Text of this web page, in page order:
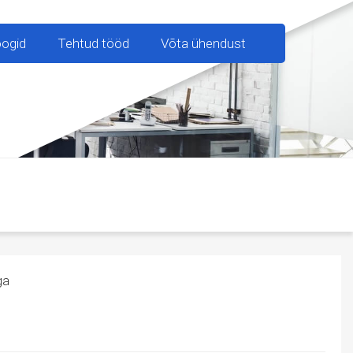
Tehtud tööd Võta ühendust